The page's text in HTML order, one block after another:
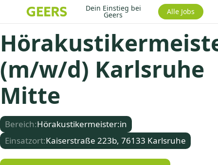
Dein Einstieg bei
Geers Alle Jobs
(m/w/d) Karlsruhe
Mitte
Bereich:Hörakustikermeister:in
Einsatzort:Kaiserstraße 223b, 76133 Karlsruhe